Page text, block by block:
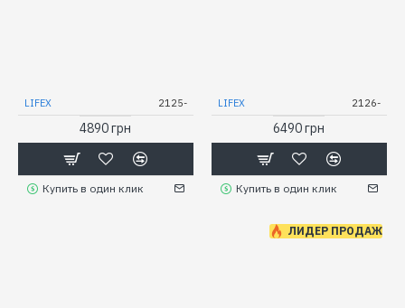
LIFEX 2125-
4890 грн
Купить в один клик
LIFEX 2126-
6490 грн
Купить в один клик
ЛИДЕР ПРОДАЖ